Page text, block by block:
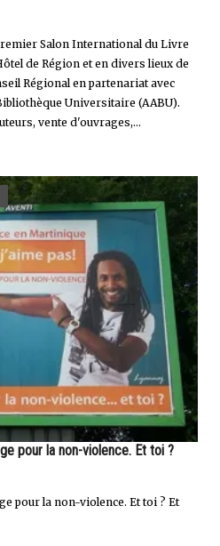
Salon International du Livre
de Région et en divers lieux de
Régional en partenariat avec
Universitaire (AABU).
vente d'ouvrages,...
pour la non-violence. Et toi ?
pour la non-violence. Et toi ? Et